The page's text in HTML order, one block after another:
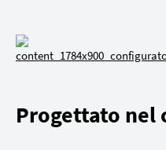
Progettato nel